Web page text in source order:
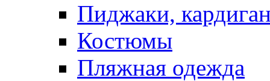
Пиджаки,
Костюмы
Пляжная одежда